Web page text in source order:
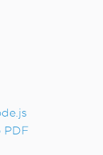
PDF